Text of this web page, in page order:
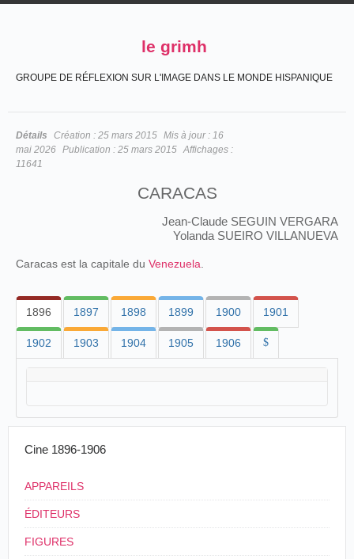
le grimh
GROUPE DE RÉFLEXION SUR L'IMAGE DANS LE MONDE HISPANIQUE
Détails Création : 25 mars 2015 Mis à jour : 16
mai 2026 Publication : 25 mars 2015 Affichages :
11641
CARACAS
Jean-Claude SEGUIN VERGARA
Yolanda SUEIRO VILLANUEVA
Caracas est la capitale du Venezuela
1896 1897 1898 1899 1900 1901
1902 1903 1904 1905 1906 $
Cine 1896-1906
APPAREILS
ÉDITEURS
FIGURES